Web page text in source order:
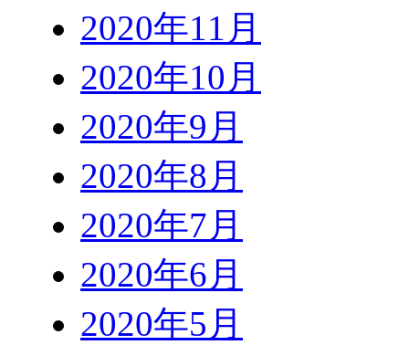
2020年11月
2020年10月
2020年9月
2020年8月
2020年7月
2020年6月
2020年5月